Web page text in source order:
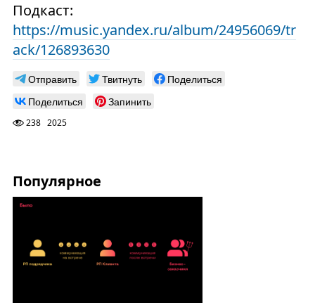
Подкаст:
https://music.yandex.ru/album/24956069/tr
ack/126893630
Отправить Твитнуть
Поделиться
Поделиться
Запинить
238 2025
Популярное